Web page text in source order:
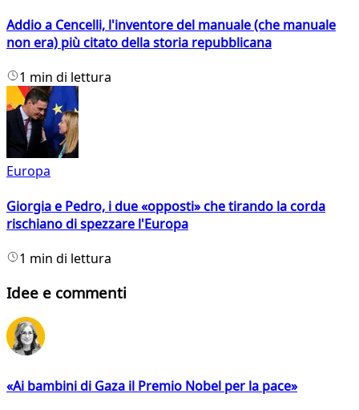
Addio a Cencelli, l'inventore del manuale (che manuale
non era) più citato della storia repubblicana
1 min di lettura
Europa
Giorgia e Pedro, i due «opposti» che tirando la corda
rischiano di spezzare l'Europa
1 min di lettura
Idee e commenti
«Ai bambini di Gaza il Premio Nobel per la pace»